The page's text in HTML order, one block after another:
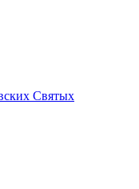
Святых